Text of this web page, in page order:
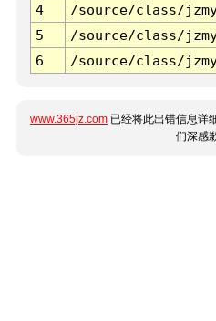
4
/source/class/
5
/source/class/
6
/source/class/
www.365jz.com 已经将此出错信息详
们深感